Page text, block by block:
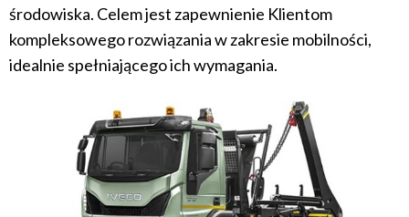
środowiska. Celem jest zapewnienie Klientom
kompleksowego rozwiązania w zakresie mobilności,
idealnie spełniającego ich wymagania.